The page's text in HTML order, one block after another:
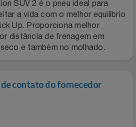
SUV 2 é o pneu ideal para
a vida com o melhor equilíbrio
Up. Proporciona melhor
distância de frenagem em
e também no molhado.
contato do fornecedor